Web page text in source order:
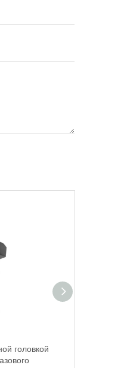
Weyeah Power отмечает канун Нового Года и торжественно разделяет радость праздника!
на природном
головкой